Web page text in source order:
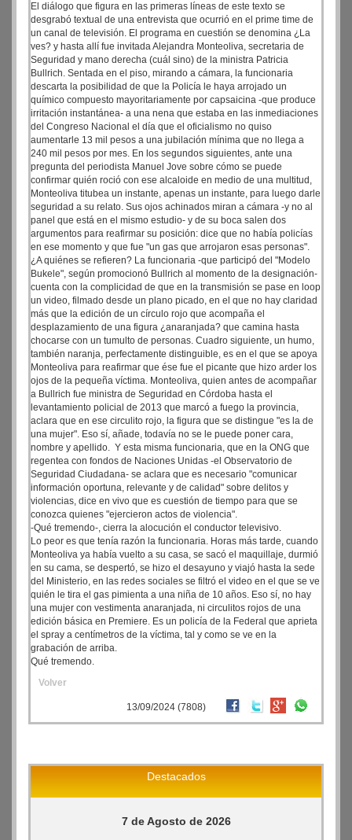
El diálogo que figura en las primeras líneas de este texto se
desgrabó textual de una entrevista que ocurrió en el prime time de
un canal de televisión. El programa en cuestión se denomina ¿La
ves? y hasta allí fue invitada Alejandra Monteoliva, secretaria de
Seguridad y mano derecha (cuál sino) de la ministra Patricia
Bullrich. Sentada en el piso, mirando a cámara, la funcionaria
descarta la posibilidad de que la Policía le haya arrojado un
químico compuesto mayoritariamente por capsaicina -que produce
irritación instantánea- a una nena que estaba en las inmediaciones
del Congreso Nacional el día que el oficialismo no quiso
aumentarle 13 mil pesos a una jubilación mínima que no llega a
240 mil pesos por mes. En los segundos siguientes, ante una
pregunta del periodista Manuel Jove sobre cómo se puede
confirmar quién roció con ese alcaloide en medio de una multitud,
Monteoliva titubea un instante, apenas un instante, para luego darle
seguridad a su relato. Sus ojos achinados miran a cámara -y no al
panel que está en el mismo estudio- y de su boca salen dos
argumentos para reafirmar su posición: dice que no había policías
en ese momento y que fue "un gas que arrojaron esas personas".
¿A quiénes se refieren? La funcionaria -que participó del "Modelo
Bukele", según promocionó Bullrich al momento de la designación-
cuenta con la complicidad de que en la transmisión se pase en loop
un video, filmado desde un plano picado, en el que no hay claridad
más que la edición de un círculo rojo que acompaña el
desplazamiento de una figura ¿anaranjada? que camina hasta
chocarse con un tumulto de personas. Cuadro siguiente, un humo,
también naranja, perfectamente distinguible, es en el que se apoya
Monteoliva para reafirmar que ése fue el picante que hizo arder los
ojos de la pequeña víctima. Monteoliva, quien antes de acompañar
a Bullrich fue ministra de Seguridad en Córdoba hasta el
levantamiento policial de 2013 que marcó a fuego la provincia,
aclara que en ese circulito rojo, la figura que se distingue "es la de
una mujer". Eso sí, añade, todavía no se le puede poner cara,
nombre y apellido. Y esta misma funcionaria, que en la ONG que
regentea con fondos de Naciones Unidas -el Observatorio de
Seguridad Ciudadana- se aclara que es necesario "comunicar
información oportuna, relevante y de calidad" sobre delitos y
violencias, dice en vivo que es cuestión de tiempo para que se
conozca quienes "ejercieron actos de violencia".
-Qué tremendo-, cierra la alocución el conductor televisivo.
Lo peor es que tenía razón la funcionaria. Horas más tarde, cuando
Monteoliva ya había vuelto a su casa, se sacó el maquillaje, durmió
en su cama, se despertó, se hizo el desayuno y viajó hasta la sede
del Ministerio, en las redes sociales se filtró el video en el que se ve
quién le tira el gas pimienta a una niña de 10 años. Eso sí, no hay
una mujer con vestimenta anaranjada, ni circulitos rojos de una
edición básica en Premiere. Es un policía de la Federal que aprieta
el spray a centímetros de la víctima, tal y como se ve en la
grabación de arriba.
Qué tremendo.
Volver
13/09/2024 (7808)
Destacados
7 de Agosto de 2026